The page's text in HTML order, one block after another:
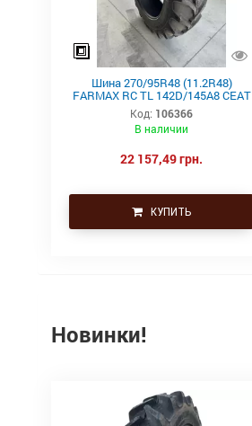
Шина 270/95R48 (11.2R48)
FARMAX RC TL 142D/145A8 CEAT
Код: 106366
В наличии
22 157,49 грн.
КУПИТЬ
Новинки!